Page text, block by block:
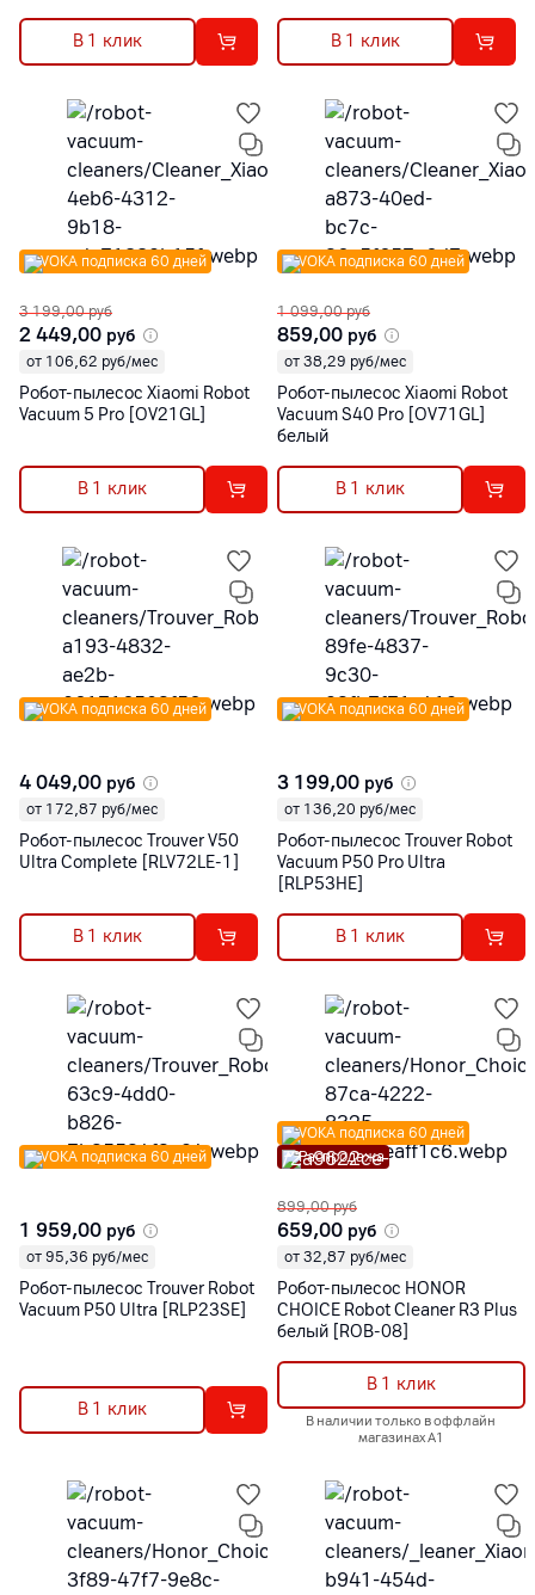
В 1 клик В 1 клик
VOKA подписка 60 дней
3 199,00 руб
2 449,00 руб
от 106,62 руб/мес
Робот-пылесос Xiaomi Robot
Vacuum 5 Pro [OV21GL]
В 1 клик
VOKA подписка 60 дней
1 099,00 руб
859,00 руб
от 38,29 руб/мес
Робот-пылесос Xiaomi Robot
Vacuum S40 Pro [OV71GL]
белый
В 1 клик
VOKA подписка 60 дней
4 049,00 руб
от 172,87 руб/мес
Робот-пылесос Trouver V50
Ultra Complete [RLV72LE-1]
В 1 клик
VOKA подписка 60 дней
3 199,00 руб
от 136,20 руб/мес
Робот-пылесос Trouver Robot
Vacuum P50 Pro Ultra
[RLP53HE]
В 1 клик
VOKA подписка 60 дней
1 959,00 руб
от 95,36 руб/мес
Робот-пылесос Trouver Robot
Vacuum P50 Ultra [RLP23SE]
В 1 клик
Распродажа
VOKA подписка 60 дней
899,00 руб
659,00 руб
от 32,87 руб/мес
Робот-пылесос HONOR
CHOICE Robot Cleaner R3 Plus
белый [ROB-08]
В 1 клик
В наличии только в оффлайн
магазинах А1